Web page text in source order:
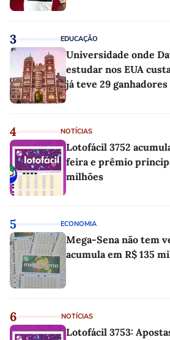
3 EDUCAÇÃO
Universidade onde
estudar nos EUA
já teve 29
4 NOTÍCIAS
Lotofácil 3752
feira e prêmio
milhões
5 ECONOMIA
Mega-Sena não tem
acumula em R$ 135
6 NOTÍCIAS
Lotofácil 3753: